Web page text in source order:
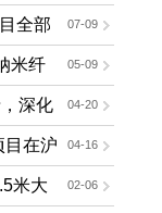
07-09
全部
05-09
米纤
04-20
深化
04-16
目在沪
02-06
米大